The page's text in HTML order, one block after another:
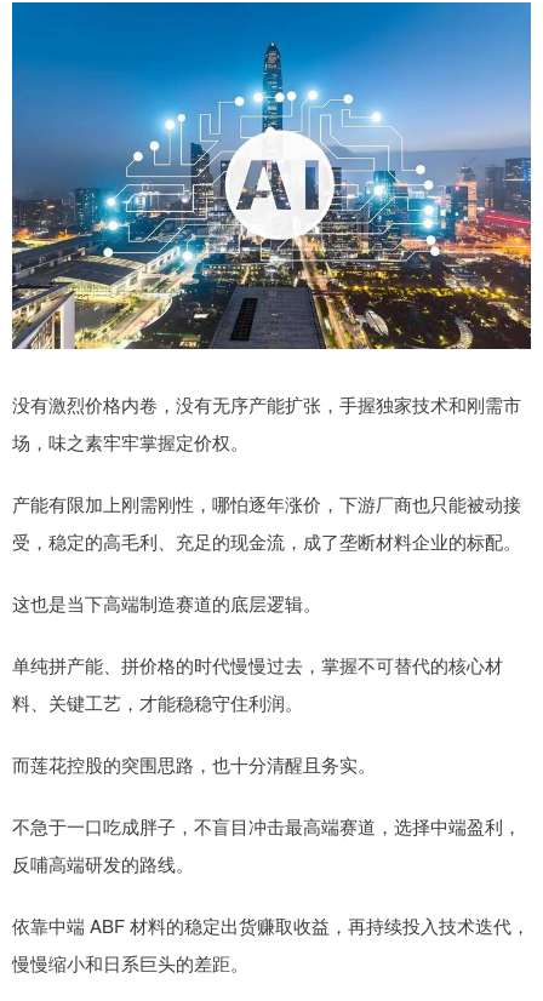
没有激烈价格内卷，没有无序产能扩张，手握独家技术和刚需市
场，味之素牢牢掌握定价权。
产能有限加上刚需刚性，哪怕逐年涨价，下游厂商也只能被动接
受，稳定的高毛利、充足的现金流，成了垄断材料企业的标配。
这也是当下高端制造赛道的底层逻辑。
单纯拼产能、拼价格的时代慢慢过去，掌握不可替代的核心材
料、关键工艺，才能稳稳守住利润。
而莲花控股的突围思路，也十分清醒且务实。
不急于一口吃成胖子，不盲目冲击最高端赛道，选择中端盈利，
反哺高端研发的路线。
依靠中端 ABF 材料的稳定出货赚取收益，再持续投入技术迭代，
慢慢缩小和日系巨头的差距。